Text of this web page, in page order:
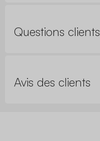
Questions clients
Avis des clients